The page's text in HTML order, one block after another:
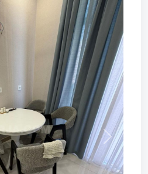
Next